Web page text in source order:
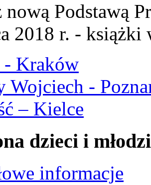
nową Podstawą
2018 r. -
Kraków
Wojciech -
– Kielce
dzieci i
informacje